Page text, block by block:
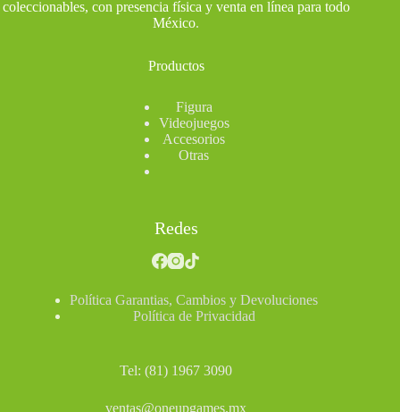
coleccionables, con presencia física y venta en línea para todo
México.
Productos
Figura
Videojuegos
Accesorios
Otras
Redes
Política Garantias, Cambios y Devoluciones
Política de Privacidad
Tel: (81) 1967 3090
ventas@oneupgames.mx